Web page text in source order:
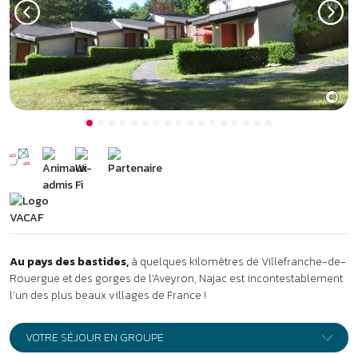
©
Previous Next
Au pays des bastides,à quelques kilomètres de Villefranche-de-
Rouergue et des gorges de l’Aveyron, Najac est incontestablement
l’un des plus beaux villages de France !
VOTRE SÉJOUR EN GROUPE